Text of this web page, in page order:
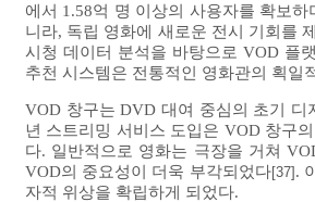
에서 1.58억 명 이상의 사용자를 확보
니라, 독립 영화에 새로운 전시 기회를
시청 데이터 분석을 바탕으로 VOD 플
추천 시스템은 전통적인 영화관의 획일
VOD 창구는 DVD 대여 중심의 초기 디
년 스트리밍 서비스 도입은 VOD 창구
다. 일반적으로 영화는 극장을 거쳐
VOD의 중요성이 더욱 부각되었다[37] .
자적 위상을 확립하게 되었다.